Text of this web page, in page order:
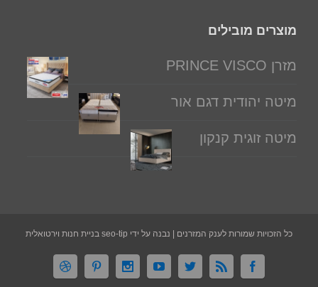
מוצרים מובילים
מזרן PRINCE VISCO
מיטה יהודית דגם אור
מיטה זוגית קנקון
כל הזכויות שמורות לענק המזרנים | נבנה על ידי seo-tip בניית חנות וירטואלית